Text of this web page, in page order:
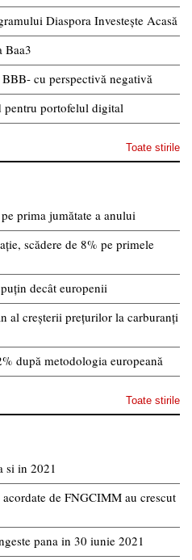
Diaspora Investește Acasă
Baa3
cu perspectivă negativă
pentru portofelul digital
Toate stirile
prima jumătate a anului
scădere de 8% pe primele
decât europenii
al creșterii prețurilor la carburanți
după metodologia europeană
Toate stirile
si in 2021
de FNGCIMM au crescut
pana in 30 iunie 2021